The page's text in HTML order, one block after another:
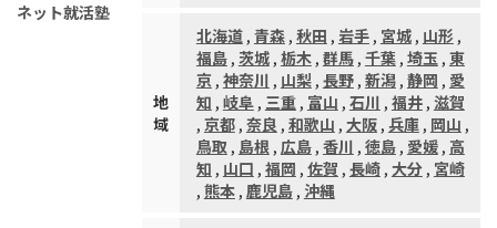
ネット就活塾
地
域
北海道, 青森, 秋田 , 岩手, 宮城, 山形 ,
福島, 茨城, 栃木, 群馬, 千葉, 埼玉, 東
京, 神奈川 , 山梨, 長野, 新潟, 静岡 , 愛
知 , 岐阜, 三重, 富山 , 石川 , 福井, 滋賀
, 京都, 奈良 , 和歌山 , 大阪, 兵庫, 岡山 ,
鳥取, 島根, 広島, 香川 , 徳島, 愛媛, 高
知 , 山口 , 福岡 , 佐賀 , 長崎, 大分, 宮崎
, 熊本, 鹿児島, 沖縄